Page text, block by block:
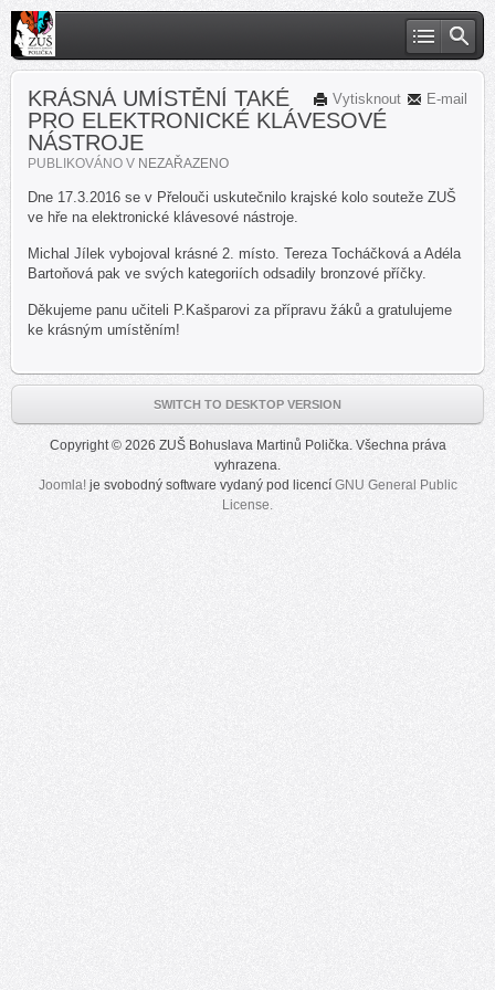
E-mail
Vytisknout
KRÁSNÁ UMÍSTĚNÍ TAKÉ
PRO ELEKTRONICKÉ KLÁVESOVÉ
NÁSTROJE
PUBLIKOVÁNO V NEZAŘAZENO
Dne 17.3.2016 se v Přelouči uskutečnilo krajské kolo souteže ZUŠ
ve hře na elektronické klávesové nástroje.
Michal Jílek vybojoval krásné 2. místo. Tereza Tocháčková a Adéla
Bartoňová pak ve svých kategoriích odsadily bronzové příčky.
Děkujeme panu učiteli P.Kašparovi za přípravu žáků a gratulujeme
ke krásným umístěním!
SWITCH TO DESKTOP VERSION
Copyright © 2026 ZUŠ Bohuslava Martinů Polička. Všechna práva
vyhrazena.
Joomla! je svobodný software vydaný pod licencí GNU General Public
License.